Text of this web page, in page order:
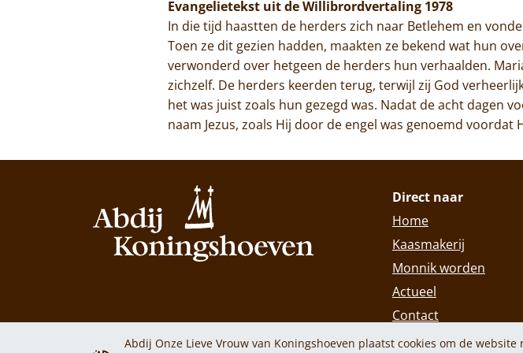
Abdij Onze Lieve Vrouw van Koningshoeven plaatst cookies om de
Evangelietekst uit de Willibrordvertaling 1978
In die tijd haastten de herders zich naar Betlehem en
Toen ze dit gezien hadden, maakten ze bekend wat hun
verwonderd over hetgeen de herders hun verhaalden.
zichzelf. De herders keerden terug, terwijl zij God
het was juist zoals hun gezegd was. Nadat de acht dagen
naam Jezus, zoals Hij door de engel was genoemd
Direct naar
Home
Kaasmakerij
Monnik worden
Actueel
Contact